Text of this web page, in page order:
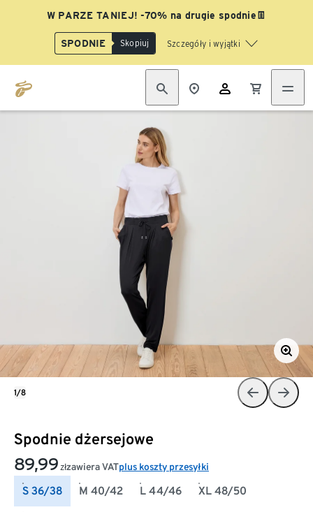
W PARZE TANIEJ! -70% na drugie spodnie👖
SPODNIE Skopiuj Szczegóły i wyjątki
Spodnie dżersejowe
89,99 złzawiera VATplus koszty przesyłki
S 36/38 M 40/42 L 44/46 XL 48/50
1/8